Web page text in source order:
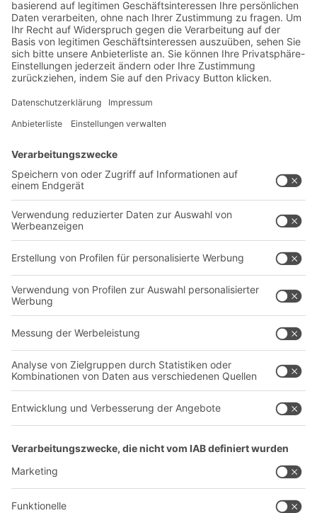
Lager- & Logistiknews
Exklusive Rabatte
Neuheiten
Newsletter abonnieren
Lösungen
Intralogistiklösungen
Regalsysteme
Transportsysteme
Dienstleistungen
Kontaktformular
Unternehmen
Über uns
Produktionsstandorte
Karriere
Follow us
BIT O
YOUR LIFE.